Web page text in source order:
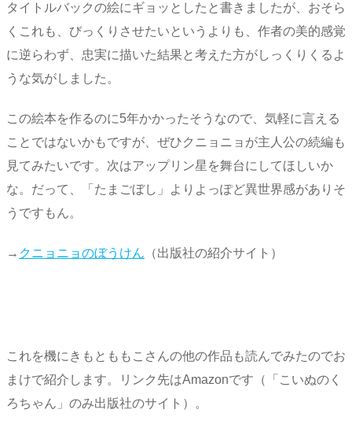
タイトルバックの絵にギョッとしたと書きましたが、おそら
くこれも、びっくりさせたいというよりも、作者の美的感覚
に逆らわず、忠実に描いた結果と考えた方がしっくりくるよ
うな気がしました。
この絵本を作るのに5年かかったそうなので、気軽に言える
ことではないかもですが、ぜひクニョニョが主人公の続編も
見てみたいです。次はアップリン星を舞台にしてほしいか
な。だって、「たまごぼし」よりよっぽど異世界感がありそ
うですもん。
→ クニョニョのぼうけん （出版社の紹介サイト）
これを機にきもとももこさんの他の作品も読んでみたのでお
まけで紹介します。リンク先はAmazonです（「こいぬのく
ろちゃん」のみ出版社のサイト）。